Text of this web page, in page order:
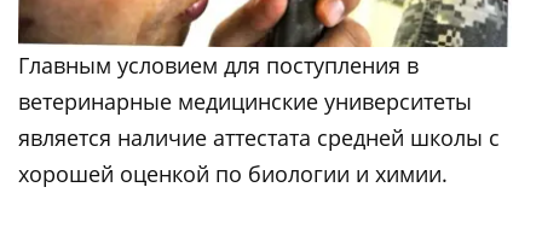
Главным условием для поступления в
ветеринарные медицинские университеты
является наличие аттестата средней школы с
хорошей оценкой по биологии и химии.